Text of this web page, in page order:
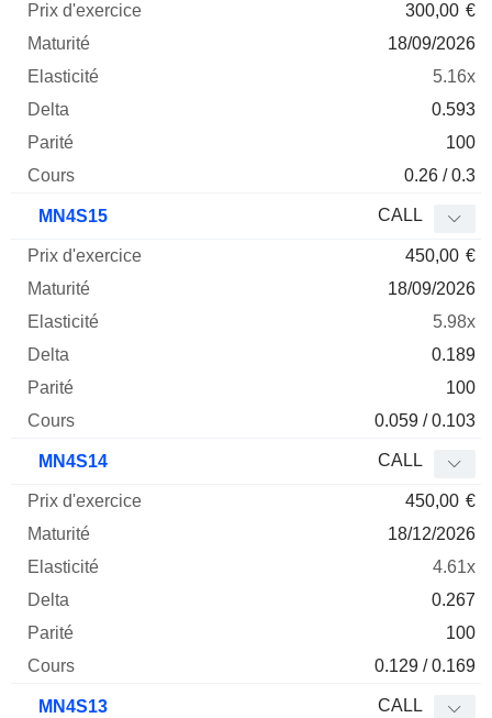
300,00 €
18/09/2026
5.16x
0.593
100
0.26 / 0.3
MN4S15 CALL
450,00 €
18/09/2026
5.98x
0.189
100
0.059 / 0.103
MN4S14 CALL
450,00 €
18/12/2026
4.61x
0.267
100
0.129 / 0.169
MN4S13 CALL